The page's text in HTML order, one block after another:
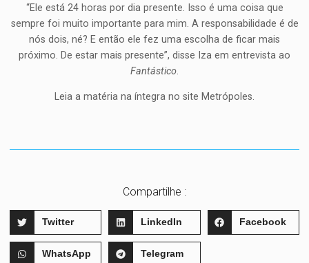
“Ele está 24 horas por dia presente. Isso é uma coisa que
sempre foi muito importante para mim. A responsabilidade é de
nós dois, né? E então ele fez uma escolha de ficar mais
próximo. De estar mais presente”, disse Iza em entrevista ao
Fantástico.
Leia a matéria na íntegra no site Metrópoles.
Compartilhe :
Twitter LinkedIn Facebook
WhatsApp Telegram